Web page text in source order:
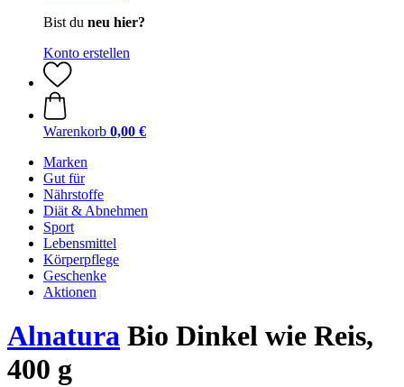
Bist du neu hier?
Konto erstellen
Warenkorb 0,00 €
Marken
Gut für
Nährstoffe
Diät & Abnehmen
Sport
Lebensmittel
Körperpflege
Geschenke
Aktionen
Alnatura Bio Dinkel wie Reis,
400 g